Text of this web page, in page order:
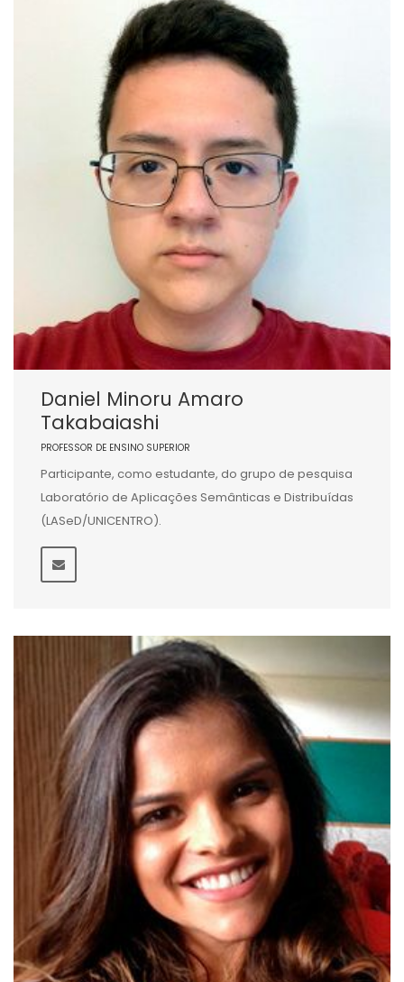
Daniel Minoru Amaro
Takabaiashi
PROFESSOR DE ENSINO SUPERIOR
Participante, como estudante, do grupo de pesquisa
Laboratório de Aplicações Semânticas e Distribuídas
(LASeD/UNICENTRO).